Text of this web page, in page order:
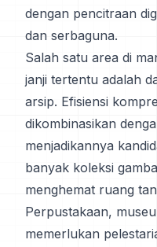
dengan pencitraan
dan serbaguna.
Salah satu area di
janji tertentu adalah
arsip. Efisiensi
dikombinasikan
menjadikannya
banyak koleksi
menghemat ruang
Perpustakaan,
memerlukan